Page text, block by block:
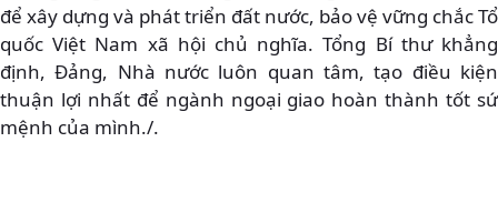
để xây dựng và phát triển đất nước, bảo vệ vững chắc Tổ
quốc Việt Nam xã hội chủ nghĩa. Tổng Bí thư khẳng
định, Đảng, Nhà nước luôn quan tâm, tạo điều kiện
thuận lợi nhất để ngành ngoại giao hoàn thành tốt sứ
mệnh của mình./.